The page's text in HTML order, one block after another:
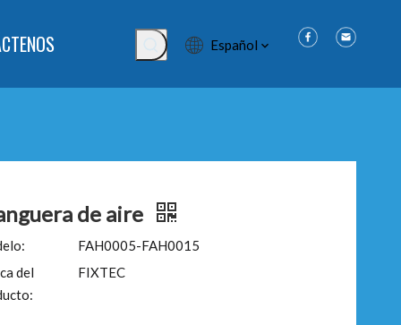
Español
de aire
FAH0005-FAH0015
del
FIXTEC